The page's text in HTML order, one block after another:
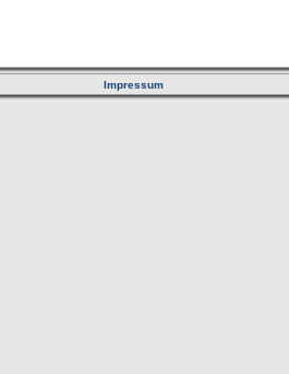
Impressum